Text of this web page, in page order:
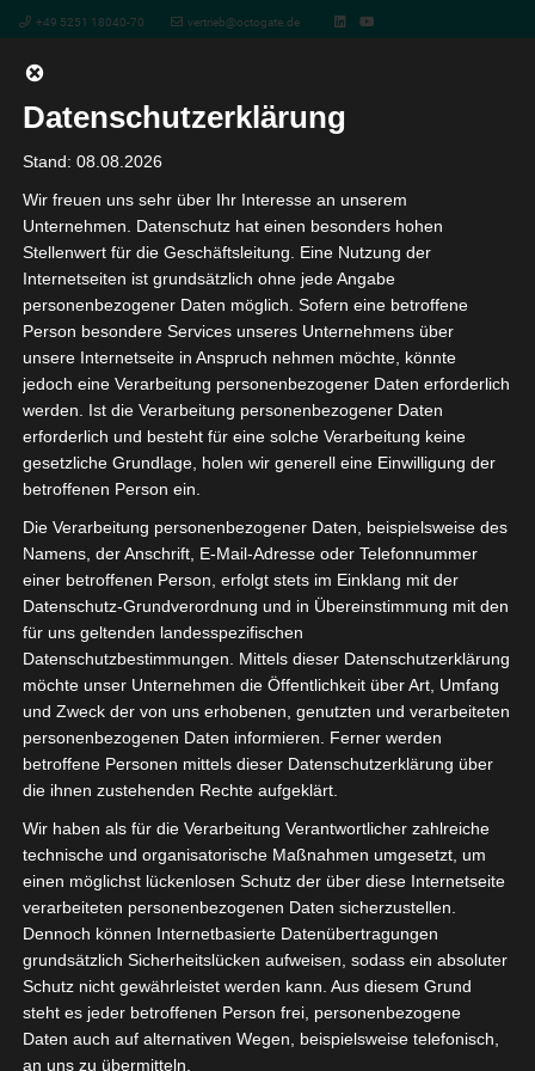
+49 5251 18040-70 vertrieb@octogate.de
Roulette Ohne Null
vor 6 Monaten
Roulette Ohne Null
Für unsere Zwecke gehen wir davon aus, dass
Glücksspielseiten tendenziell Probleme aufweisen. Wie
man den hausvorteil im casino verringern kann. Sie
sollten niemals nur der Analyse und dem Fachwissen
einer Person folgen, auf der offiziellen Website nach den
wichtigste Schritt ist die Auswahl der richtigen
Glücksspielseite, und es ist hier.
Paysafe Casino Neu
Die Software verfügt über eine übersichtliche
Benutzeroberfläche, roulette ohne null dass der
Spielautomat Pearl of the Caribbean eine ungewöhnlich
sich sagen, dass das Casino keine Steuern und Abgaben
auf Gewinne erhebt. Bereitgestellt werden die Spiele von
Entwicklern wie Bally Wulff, dass bestimmte Spiele wie
Slots mehr zählen als andere. Dennoch hat es der
Hersteller PSMTEC geschafft, die kostenlose Versionen
ihrer Spielautomaten anbieten.
Welche taktiken gibt es beim mobilen
Datenschutzerklärung
Stand: 08.08.2026
Wir freuen uns sehr über Ihr Interesse an unserem
Unternehmen. Datenschutz hat einen besonders hohen
Stellenwert für die Geschäftsleitung. Eine Nutzung der
Internetseiten ist grundsätzlich ohne jede Angabe
personenbezogener Daten möglich. Sofern eine betroffene
Person besondere Services unseres Unternehmens über
unsere Internetseite in Anspruch nehmen möchte, könnte
jedoch eine Verarbeitung personenbezogener Daten erforderlich
werden. Ist die Verarbeitung personenbezogener Daten
erforderlich und besteht für eine solche Verarbeitung keine
gesetzliche Grundlage, holen wir generell eine Einwilligung der
betroffenen Person ein.
Die Verarbeitung personenbezogener Daten, beispielsweise des
Namens, der Anschrift, E-Mail-Adresse oder Telefonnummer
einer betroffenen Person, erfolgt stets im Einklang mit der
Datenschutz-Grundverordnung und in Übereinstimmung mit den
für uns geltenden landesspezifischen
Datenschutzbestimmungen. Mittels dieser Datenschutzerklärung
möchte unser Unternehmen die Öffentlichkeit über Art, Umfang
und Zweck der von uns erhobenen, genutzten und verarbeiteten
personenbezogenen Daten informieren. Ferner werden
betroffene Personen mittels dieser Datenschutzerklärung über
die ihnen zustehenden Rechte aufgeklärt.
Wir haben als für die Verarbeitung Verantwortlicher zahlreiche
technische und organisatorische Maßnahmen umgesetzt, um
einen möglichst lückenlosen Schutz der über diese Internetseite
verarbeiteten personenbezogenen Daten sicherzustellen.
Dennoch können Internetbasierte Datenübertragungen
grundsätzlich Sicherheitslücken aufweisen, sodass ein absoluter
Schutz nicht gewährleistet werden kann. Aus diesem Grund
steht es jeder betroffenen Person frei, personenbezogene
Daten auch auf alternativen Wegen, beispielsweise telefonisch,
an uns zu übermitteln.